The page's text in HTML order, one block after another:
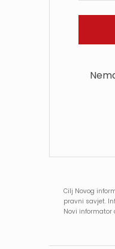
Cilj Novog
pravni savjet.
Novi informator